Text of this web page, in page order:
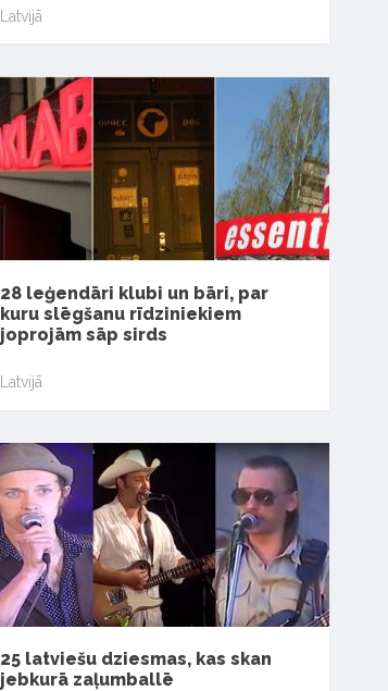
Latvijā
28 leģendāri klubi un bāri, par
kuru slēgšanu rīdziniekiem
joprojām sāp sirds
Latvijā
25 latviešu dziesmas, kas skan
jebkurā zaļumballē